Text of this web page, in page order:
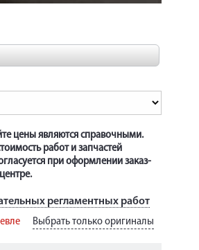
НА СЕРВИС
цены являются справочными.
работ и запчастей
при оформлении заказ-
регламентных работ
Выбрать только оригиналы